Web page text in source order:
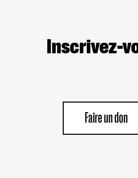
Inscrivez-
Faire un don